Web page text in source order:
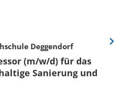
Deggendorf
(m/w/d) für das
Sanierung und
Eine